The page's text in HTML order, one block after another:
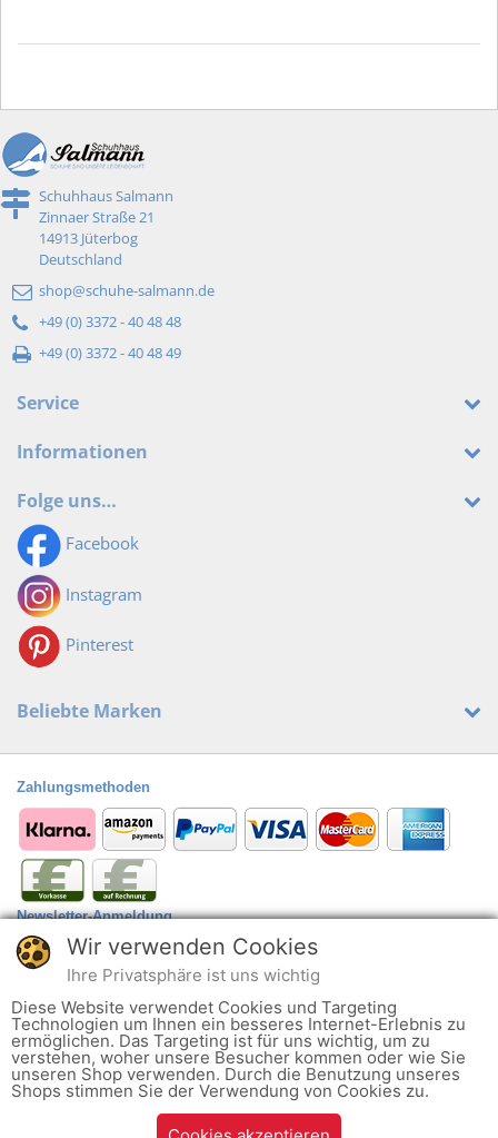
Schuhhaus Salmann
Zinnaer Straße 21
14913 Jüterbog
Deutschland
shop@schuhe-salmann.de
+49 (0) 3372 - 40 48 48
+49 (0) 3372 - 40 48 49
Service
Informationen
Folge uns…
Facebook
Instagram
Pinterest
Beliebte Marken
Zahlungsmethoden
Newsletter-Anmeldung
@
werden.
Ob alltagstauglich oder zu einem besonderen Anlass wie Hochzeit oder
runder Geburtstag - ob Pumps, Halbschuh, Sandaletten oder Stiefel: Wir
finden ganz sicher den richtigen Schuh für Sie und Ihre Füße werden
glücklich sein. Das ist unser Ziel, denn Schuhe sind unsere
Wir verwenden Cookies
Ihre Privatsphäre ist uns wichtig
Diese Website verwendet Cookies und Targeting
Technologien um Ihnen ein besseres Internet-Erlebnis zu
ermöglichen. Das Targeting ist für uns wichtig, um zu
verstehen, woher unsere Besucher kommen oder wie Sie
unseren Shop verwenden. Durch die Benutzung unseres
Shops stimmen Sie der Verwendung von Cookies zu.